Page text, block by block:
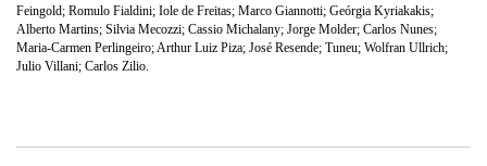
Feingold; Romulo Fialdini; Iole de Freitas; Marco Giannotti; Geórgia Kyriakakis;
Alberto Martins; Silvia Mecozzi; Cassio Michalany; Jorge Molder; Carlos Nunes;
Maria-Carmen Perlingeiro; Arthur Luiz Piza; José Resende; Tuneu; Wolfran Ullrich;
Julio Villani; Carlos Zilio.